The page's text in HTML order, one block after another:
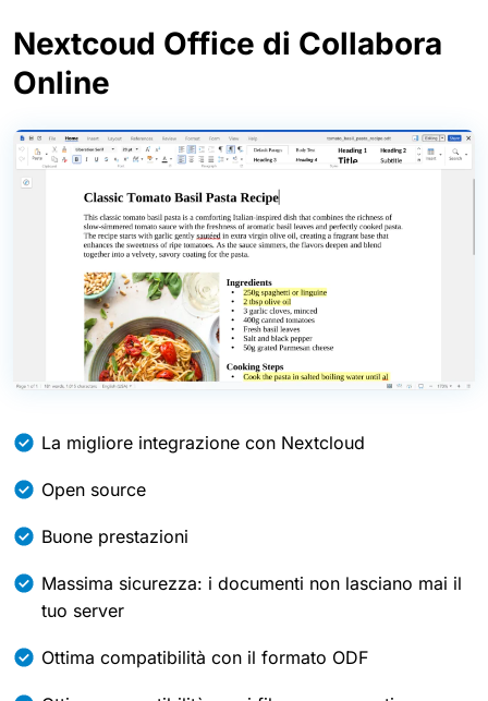
Nextcoud Office di Collabora
Online
La migliore integrazione con Nextcloud
Open source
Buone prestazioni
Massima sicurezza: i documenti non lasciano mai il
tuo server
Ottima compatibilità con il formato ODF